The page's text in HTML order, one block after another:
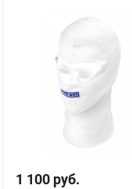
1 100 руб.